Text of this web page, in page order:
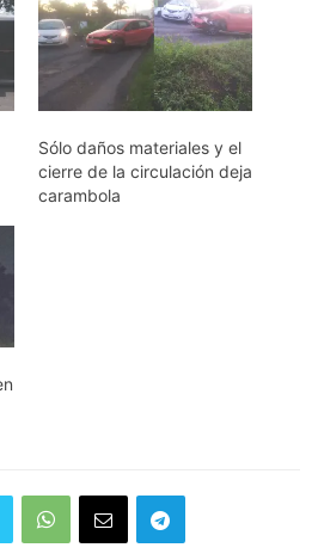
Sólo daños materiales y el
cierre de la circulación deja
carambola